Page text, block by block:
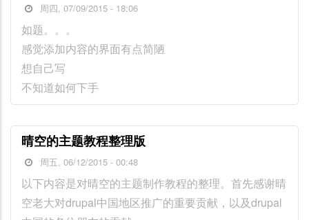
周四, 07/09/2015 - 18:06
如题。。。
感觉添加内容的界面有点简陋
想自己写
不知道如何下手
晴空的主题教程整理版
周五, 06/12/2015 - 00:48
以下内容是对晴空的主题制作教程的整理。首先感谢晴
空老大对drupal中国地区推广的重要贡献，以及drupal